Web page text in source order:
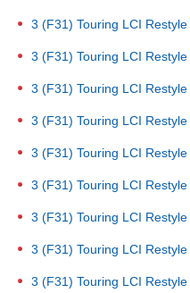
3 (F31) Touring LCI Restyle
3 (F31) Touring LCI Restyle
3 (F31) Touring LCI Restyle
3 (F31) Touring LCI Restyle
3 (F31) Touring LCI Restyle
3 (F31) Touring LCI Restyle
3 (F31) Touring LCI Restyle
3 (F31) Touring LCI Restyle
3 (F31) Touring LCI Restyle